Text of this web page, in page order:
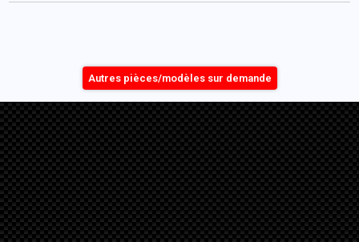
Autres pièces/modèles sur demande